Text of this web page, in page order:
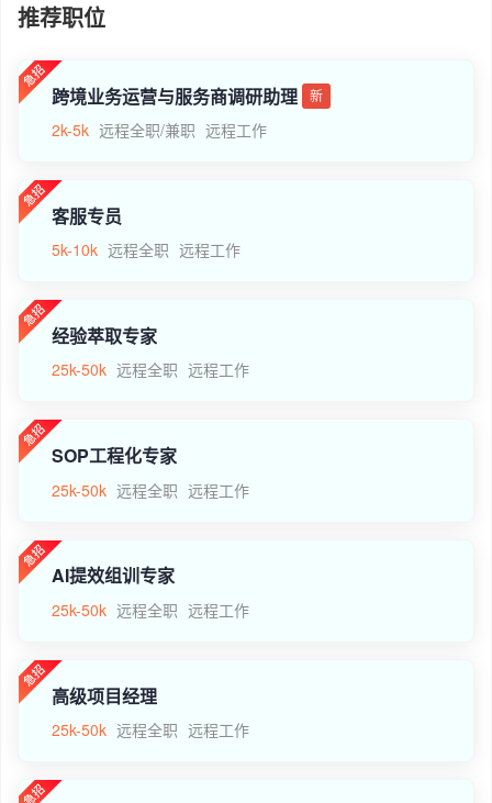
推荐职位
跨境业务运营与服务商调研助理 新
2k-5k 远程全职/兼职 远程工作
客服专员
5k-10k 远程全职 远程工作
经验萃取专家
25k-50k 远程全职 远程工作
SOP工程化专家
25k-50k 远程全职 远程工作
AI提效组训专家
25k-50k 远程全职 远程工作
高级项目经理
25k-50k 远程全职 远程工作